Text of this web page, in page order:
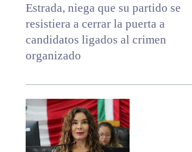
Estrada, niega que su partido se
resistiera a cerrar la puerta a
candidatos ligados al crimen
organizado